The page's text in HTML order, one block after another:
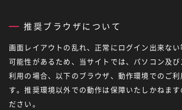
推奨ブラウザについて
画面レイアウトの乱れ、正常にログイン出来な
可能性があるため、当サイトでは、パソコン及
利用の場合、以下のブラウザ、動作環境でのご
す。推奨環境以外での動作は保障いたしかねま
ださい。